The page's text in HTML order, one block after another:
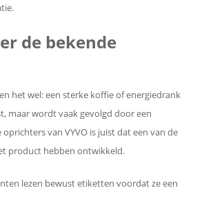
de bekende
het wel: een sterke koffie of energiedrank
maar wordt vaak gevolgd door een
van VYVO is juist dat een van de
product hebben ontwikkeld.
lezen bewust etiketten voordat ze een